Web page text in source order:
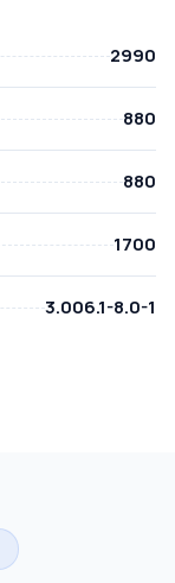
2990
880
880
1700
3.006.1-8.0-1